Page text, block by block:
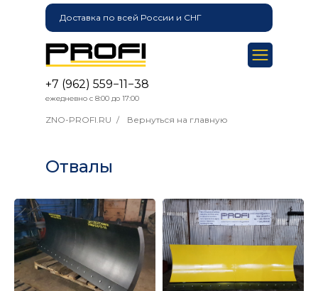
Доставка по всей России и СНГ
+7 (962) 559−11−38
ежедневно с 8:00 до 17:00
ZNO-PROFI.RU / Вернуться на главную
Отвалы